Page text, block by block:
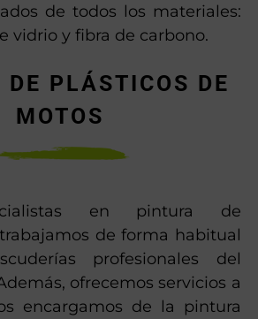
de todos los materiales:
vidrio y fibra de carbono.
PLÁSTICOS DE
MOTOS
en pintura de
de forma habitual
profesionales del
ofrecemos servicios a
encargamos de la pintura